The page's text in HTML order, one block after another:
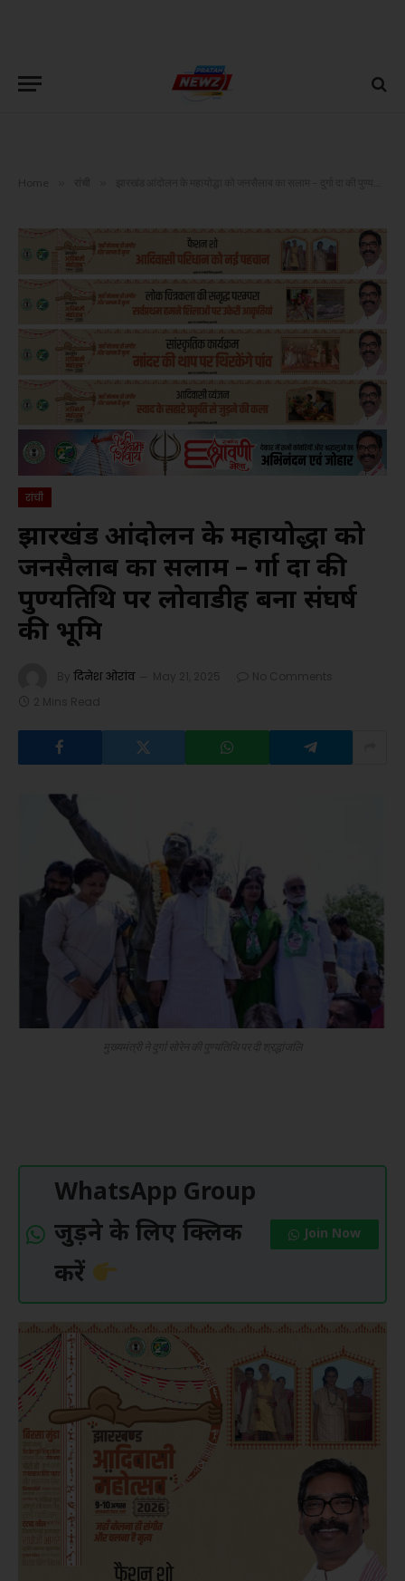
Home
रांची
झारखंड आंदोलन के महायोद्धा को
जनसैलाब का सलाम – दुर्गा दा की
पुण्यतिथि पर लोवाडीह बना संघर्ष
की भूमि
By दिनेश ओरांव May 21, 2025
No Comments
2 Mins Read
मुख्यमंत्री ने दुर्गा सोरेन की पुण्यतिथि पर दी श्रद्धांजलि
WhatsApp Group
जुड़ने के लिए क्लिक
करें
Join Now